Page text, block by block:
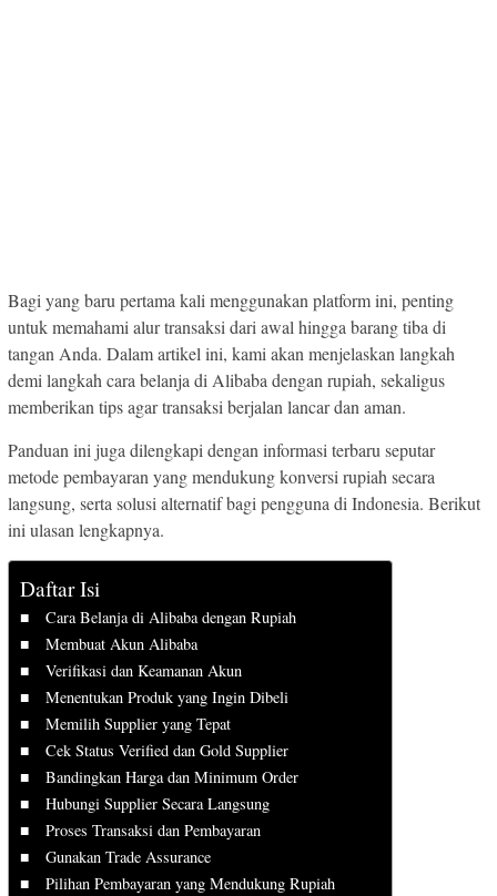
Bagi yang baru pertama kali menggunakan platform ini, penting
untuk memahami alur transaksi dari awal hingga barang tiba di
tangan Anda. Dalam artikel ini, kami akan menjelaskan langkah
demi langkah cara belanja di Alibaba dengan rupiah, sekaligus
memberikan tips agar transaksi berjalan lancar dan aman.
Panduan ini juga dilengkapi dengan informasi terbaru seputar
metode pembayaran yang mendukung konversi rupiah secara
langsung, serta solusi alternatif bagi pengguna di Indonesia. Berikut
ini ulasan lengkapnya.
Daftar Isi
Cara Belanja di Alibaba dengan Rupiah
Membuat Akun Alibaba
Verifikasi dan Keamanan Akun
Menentukan Produk yang Ingin Dibeli
Memilih Supplier yang Tepat
Cek Status Verified dan Gold Supplier
Bandingkan Harga dan Minimum Order
Hubungi Supplier Secara Langsung
Proses Transaksi dan Pembayaran
Gunakan Trade Assurance
Pilihan Pembayaran yang Mendukung Rupiah